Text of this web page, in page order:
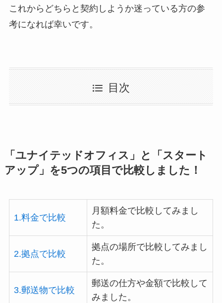
これからどちらと契約しようか迷っている方の参
考になれば幸いです。
目次
「ユナイテッドオフィス」と「スタート
アップ」を5つの項目で比較しました！
1.料金で比較
月額料金で比較してみまし
た。
2.拠点で比較
拠点の場所で比較してみまし
た。
3.郵送物で比較
郵送の仕方や金額で比較して
みました。